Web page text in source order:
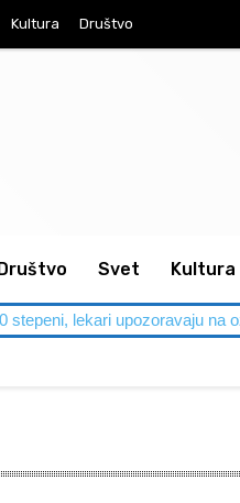
Kultura Društvo
Svet Kultura
stepeni, lekari upozoravaju na